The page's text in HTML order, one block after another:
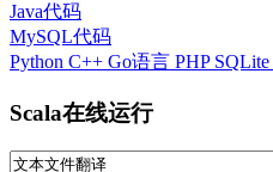
Java代码
MySQL代码
Python C++ Go语言 PHP SQLite
Scala在线运行